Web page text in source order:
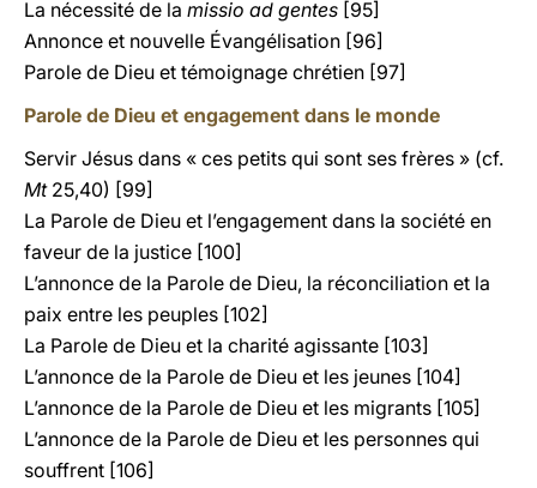
La nécessité de la missio ad gentes [95]
Annonce et nouvelle Évangélisation [96]
Parole de Dieu et témoignage chrétien [97]
Parole de Dieu et engagement dans le monde
Servir Jésus dans « ces petits qui sont ses frères » (cf.
Mt25,40) [99]
La Parole de Dieu et l’engagement dans la société en
faveur de la justice [100]
L’annonce de la Parole de Dieu, la réconciliation et la
paix entre les peuples [102]
La Parole de Dieu et la charité agissante [103]
L’annonce de la Parole de Dieu et les jeunes [104]
L’annonce de la Parole de Dieu et les migrants [105]
L’annonce de la Parole de Dieu et les personnes qui
souffrent [106]